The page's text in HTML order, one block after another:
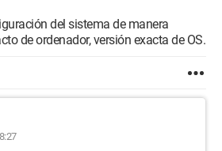
del sistema de manera
de ordenador, versión exacta de OS.